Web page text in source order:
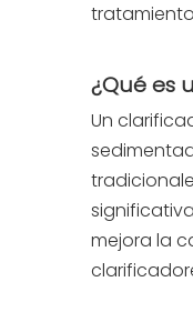
¿Qué es
Un
mejora la